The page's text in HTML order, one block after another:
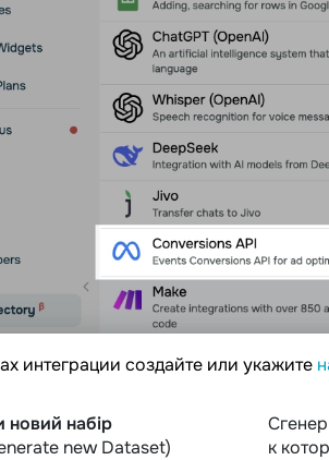
интеграции создайте или укажите
новий набір
new Dataset)
к